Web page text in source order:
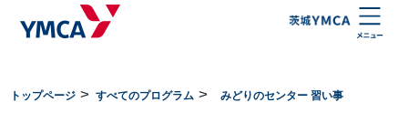
Header & Footer
トップページ すべてのプログラム みどりのセンター 習い事